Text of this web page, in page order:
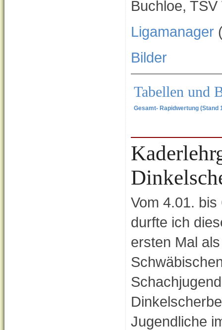
Buchloe,
Ligamanager
Bilder
Tabellen und
Gesamt- Rapidwertung (Stand
Vom 4.01. bis
durfte ich
ersten Mal
Jugendliche